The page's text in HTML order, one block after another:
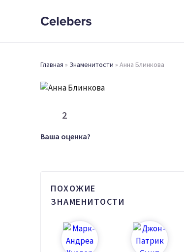
Главная » Знаменитости » Анна Блинкова
2
Ваша оценка?
ПОХОЖИЕ
ЗНАМЕНИТОСТИ